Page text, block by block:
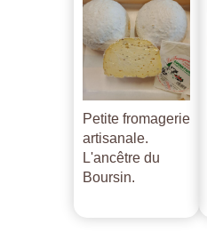
Petite fromagerie
artisanale.
L'ancêtre du
Boursin.